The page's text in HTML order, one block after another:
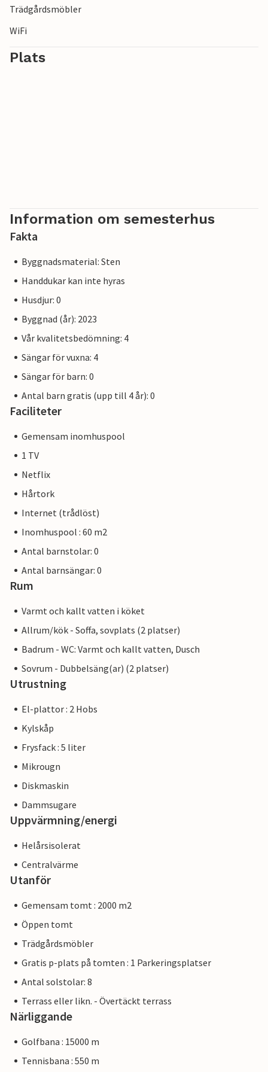
Trädgårdsmöbler
WiFi
Plats
Information om semesterhus
Fakta
Byggnadsmaterial: Sten
Handdukar kan inte hyras
Husdjur: 0
Byggnad (år): 2023
Vår kvalitetsbedömning: 4
Sängar för vuxna: 4
Sängar för barn: 0
Antal barn gratis (upp till 4 år): 0
Faciliteter
Gemensam inomhuspool
1 TV
Netflix
Hårtork
Internet (trådlöst)
Inomhuspool : 60 m2
Antal barnstolar: 0
Antal barnsängar: 0
Rum
Varmt och kallt vatten i köket
Allrum/kök - Soffa, sovplats (2 platser)
Badrum - WC: Varmt och kallt vatten, Dusch
Sovrum - Dubbelsäng(ar) (2 platser)
Utrustning
El-plattor : 2 Hobs
Kylskåp
Frysfack : 5 liter
Mikrougn
Diskmaskin
Dammsugare
Uppvärmning/energi
Helårsisolerat
Centralvärme
Utanför
Gemensam tomt : 2000 m2
Öppen tomt
Trädgårdsmöbler
Gratis p-plats på tomten : 1 Parkeringsplatser
Antal solstolar: 8
Terrass eller likn. - Övertäckt terrass
Närliggande
Golfbana : 15000 m
Tennisbana : 550 m